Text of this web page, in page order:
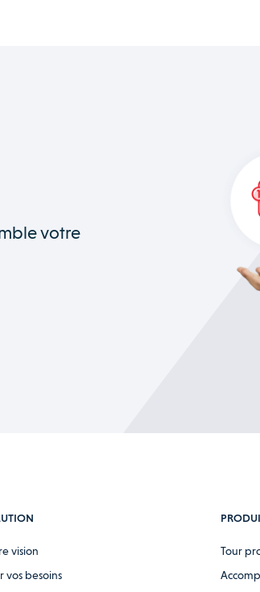
votre
vision
vos besoins
Tour